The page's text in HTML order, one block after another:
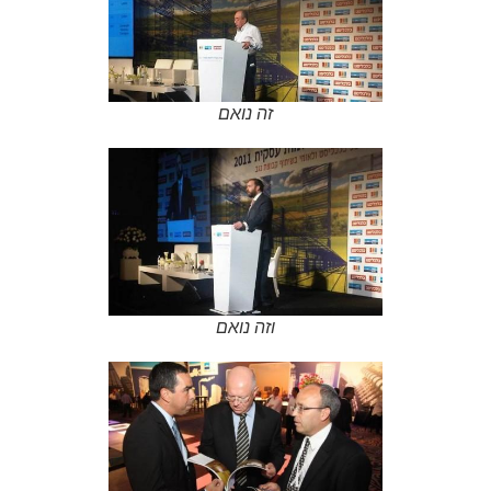
זה נואם
וזה נואם